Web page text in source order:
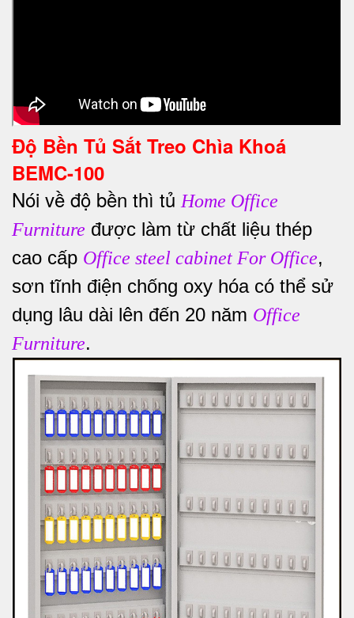
Độ Bền Tủ Sắt Treo Chìa Khoá
BEMC-100
Nói về độ bền thì tủ Home Office
Furniture được làm từ chất liệu thép
cao cấp Office steel cabinet For Office,
sơn tĩnh điện chống oxy hóa có thể sử
dụng lâu dài lên đến 20 năm Office
Furniture.